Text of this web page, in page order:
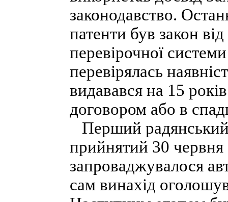
законодавство.
патенти був закон
перевірочної системи
перевірялась
видавався на 15
договором або в
Перший
прийнятий 30
запроваджувалося
сам винахід